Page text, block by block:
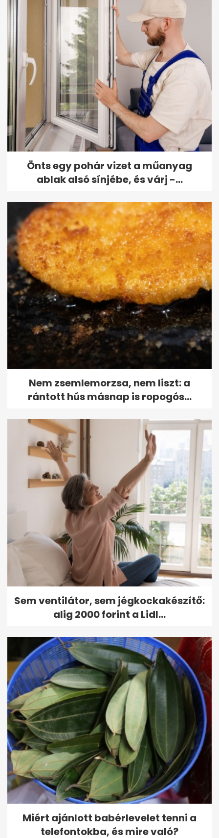
Önts egy pohár vizet a műanyag
ablak alsó sínjébe, és várj -...
Nem zsemlemorzsa, nem liszt: a
rántott hús másnap is ropogós...
Sem ventilátor, sem jégkockakészítő:
alig 2000 forint a Lidl...
Miért ajánlott babérlevelet tenni a
telefontokba, és mire való?